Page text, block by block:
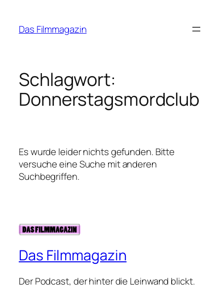
springen
Das Filmmagazin
Schlagwort:
Donnerstagsmordclub
Es wurde leider nichts gefunden. Bitte
versuche eine Suche mit anderen
Suchbegriffen.
Das Filmmagazin
Der Podcast, der hinter die Leinwand blickt.